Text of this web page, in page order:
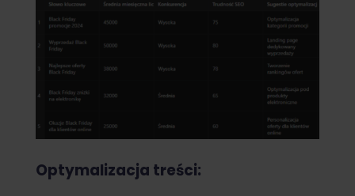
Optymalizacja treści: